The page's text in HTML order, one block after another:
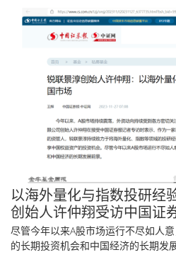
以海外量化与指数投研经
创始人许仲翔受访中国证
尽管今年以来A股市场运行不尽如人
的长期投资机会和中国经济的长期发